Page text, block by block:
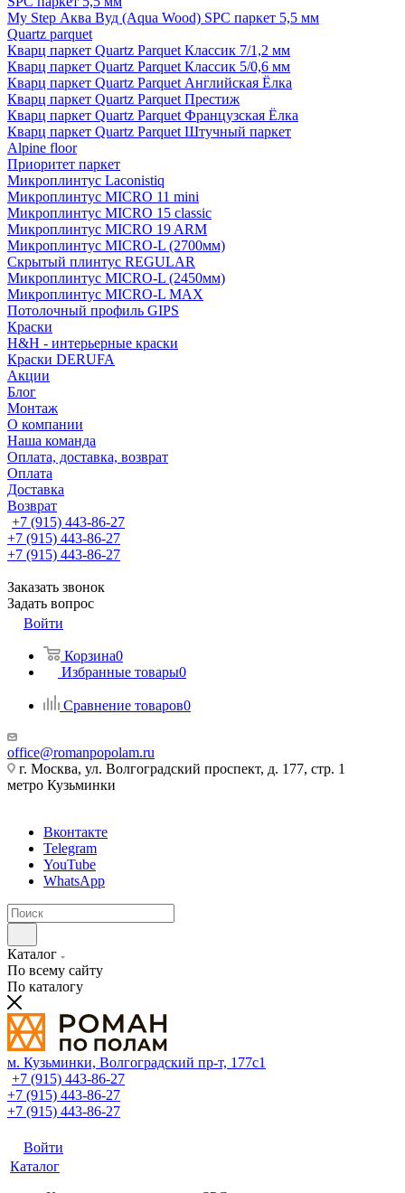
My Step Аква Вуд (Aqua Wood) SPC паркет 5,5 мм
Quartz parquet
Кварц паркет Quartz Parquet Классик 7/1,2 мм
Кварц паркет Quartz Parquet Классик 5/0,6 мм
Кварц паркет Quartz Parquet Английская Ёлка
Кварц паркет Quartz Parquet Престиж
Кварц паркет Quartz Parquet Французская Ёлка
Кварц паркет Quartz Parquet Штучный паркет
Alpine floor
Приоритет паркет
Микроплинтус Laconistiq
Микроплинтус MICRO 11 mini
Микроплинтус MICRO 15 classic
Микроплинтус MICRO 19 ARM
Микроплинтус MICRO-L (2700мм)
Скрытый плинтус REGULAR
Микроплинтус MICRO-L (2450мм)
Микроплинтус MICRO-L MAX
Потолочный профиль GIPS
Краски
H&H - интерьерные краски
Краски DERUFA
Акции
Блог
Монтаж
О компании
Наша команда
Оплата, доставка, возврат
Оплата
Доставка
Возврат
+7 (915) 443-86-27
+7 (915) 443-86-27
+7 (915) 443-86-27
Заказать звонок
Задать вопрос
Войти
Корзина0
Избранные товары0
Сравнение товаров0
office@romanpopolam.ru
г. Москва, ул. Волгоградский проспект, д. 177, стр. 1
метро Кузьминки
Вконтакте
Telegram
YouTube
WhatsApp
Каталог
По всему сайту
По каталогу
м. Кузьминки, Волгоградский пр‑т, 177с1
+7 (915) 443-86-27
+7 (915) 443-86-27
+7 (915) 443-86-27
Войти
Каталог